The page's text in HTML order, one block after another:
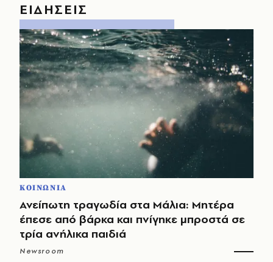
ΕΙΔΗΣΕΙΣ
ΚΟΙΝΩΝΙΑ
Ανείπωτη τραγωδία στα Μάλια: Μητέρα
έπεσε από βάρκα και πνίγηκε μπροστά σε
τρία ανήλικα παιδιά
Newsroom